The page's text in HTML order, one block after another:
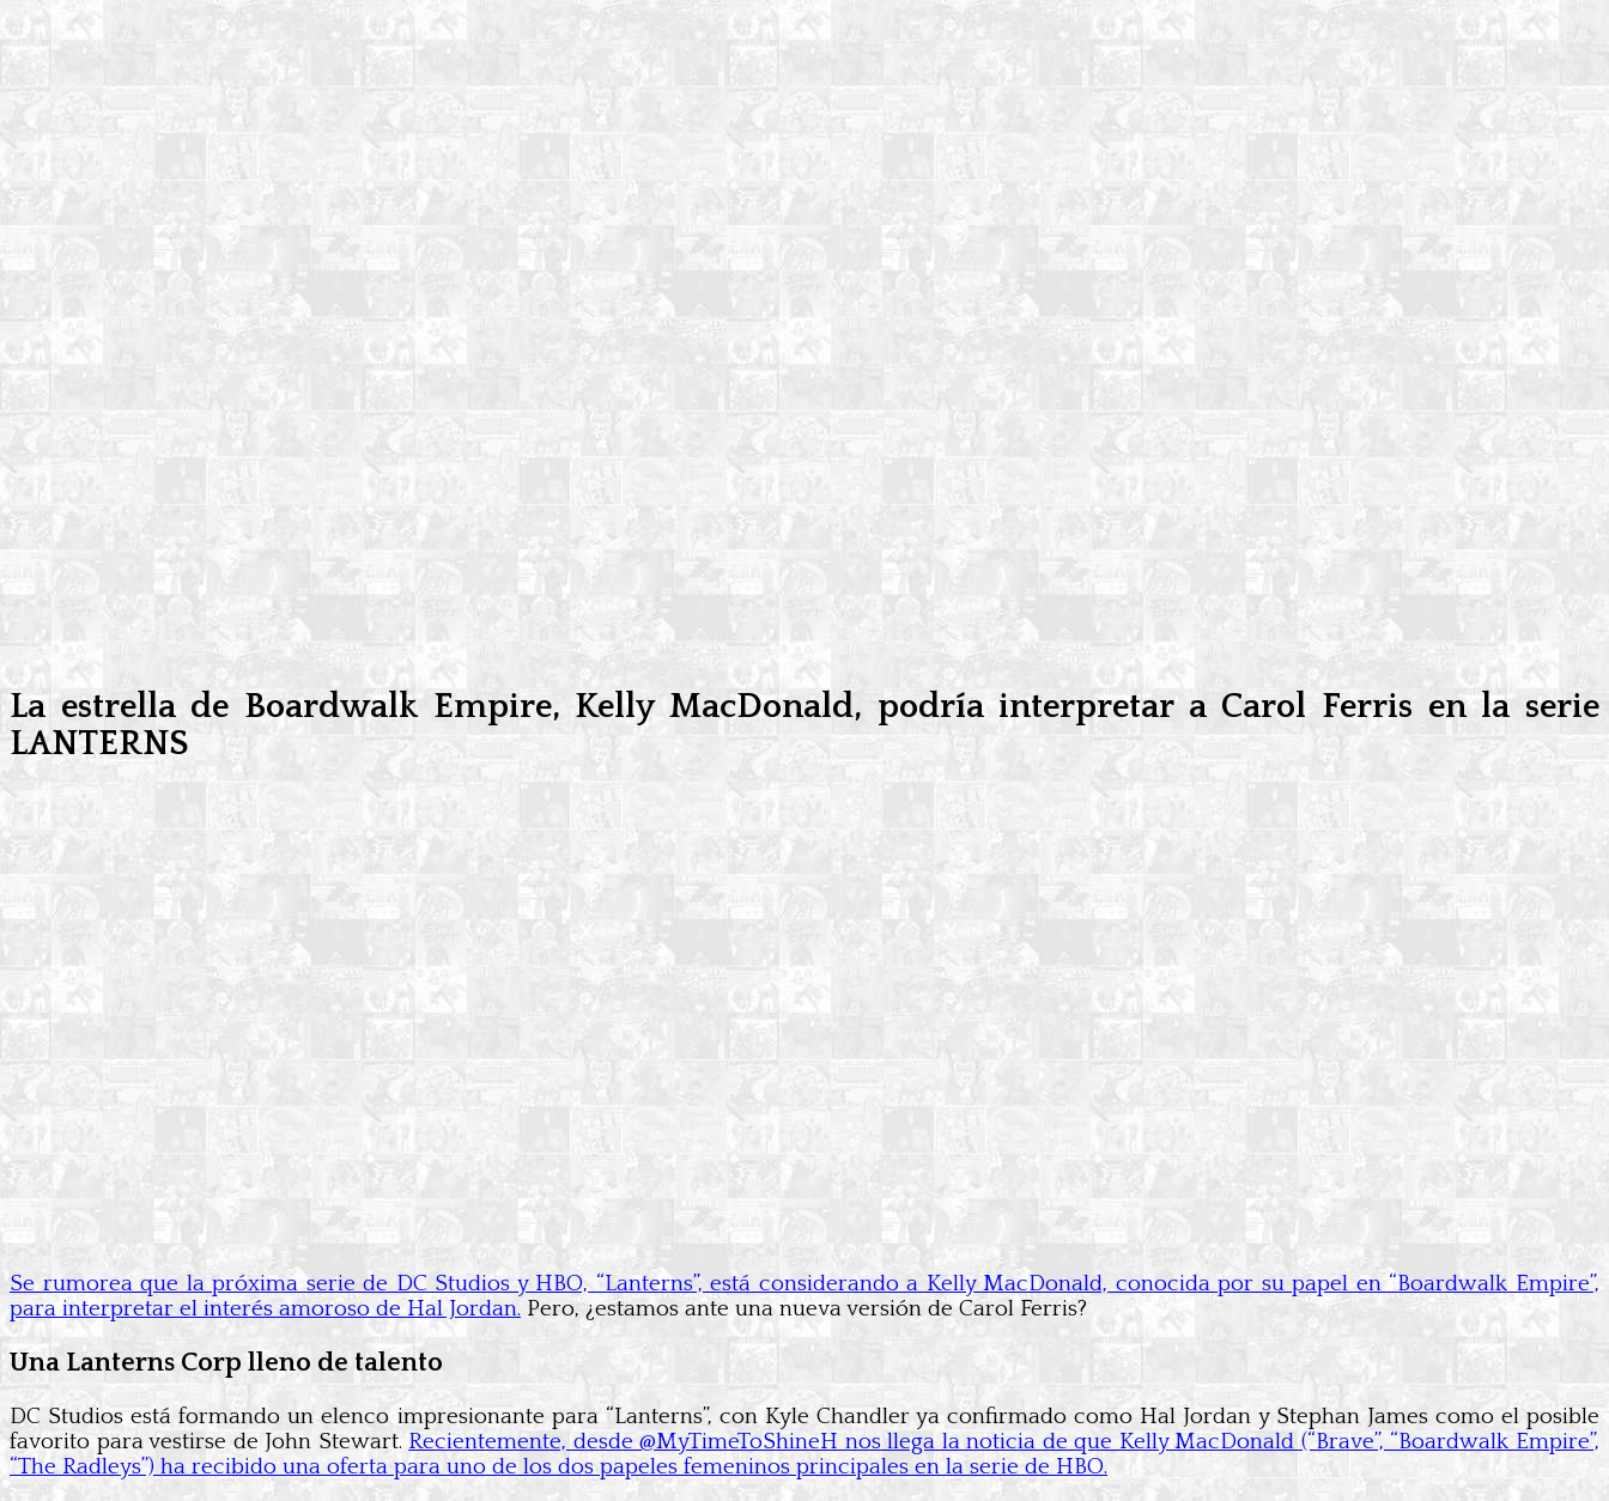
La estrella de Boardwalk Empire, Kelly MacDonald, podría interpretar a Carol Ferris en la serie
LANTERNS
Se rumorea que la próxima serie de DC Studios y HBO, “Lanterns”, está considerando a Kelly MacDonald, conocida por su papel en “Boardwalk Empire”,
para interpretar el interés amoroso de Hal Jordan. Pero, ¿estamos ante una nueva versión de Carol Ferris?
Una Lanterns Corp lleno de talento
DC Studios está formando un elenco impresionante para “Lanterns”, con Kyle Chandler ya confirmado como Hal Jordan y Stephan James como el posible
favorito para vestirse de John Stewart. Recientemente, desde @MyTimeToShineH nos llega la noticia de que Kelly MacDonald (“Brave”, “Boardwalk Empire”,
“The Radleys”) ha recibido una oferta para uno de los dos papeles femeninos principales en la serie de HBO.